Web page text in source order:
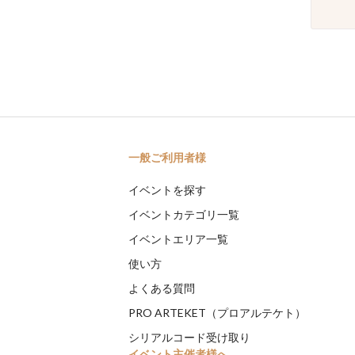
一般ご利用者様
イベントを探す
イベントカテゴリ一覧
イベントエリア一覧
使い方
よくある質問
PRO ARTEKET（プロアルテケト）
シリアルコード受け取り